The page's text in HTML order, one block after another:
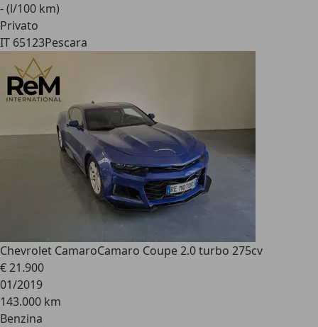
- (l/100 km)
Privato
IT 65123Pescara
Chevrolet CamaroCamaro Coupe 2.0 turbo 275cv
€ 21.900
01/2019
143.000 km
Benzina